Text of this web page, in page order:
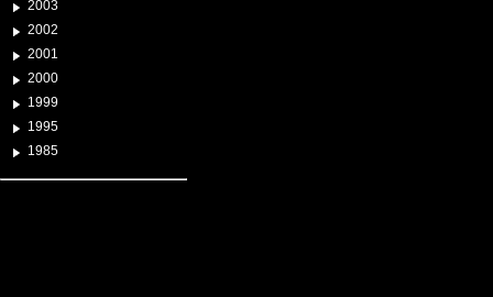
2003
2002
2001
2000
1999
1995
1985